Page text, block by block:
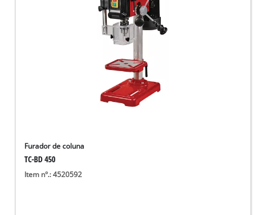
Furador de coluna
TC-BD 450
Item nº.: 4520592